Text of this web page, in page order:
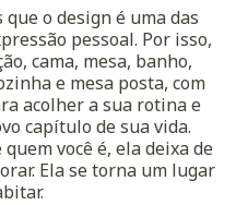
o design é uma das
pessoal. Por isso,
cama, mesa, banho,
e mesa posta, com
acolher a sua rotina e
capítulo de sua vida.
você é, ela deixa de
Ela se torna um lugar